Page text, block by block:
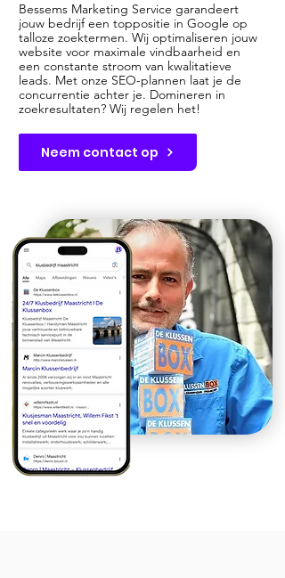
Bessems Marketing Service garandeert
jouw bedrijf een toppositie in Google op
talloze zoektermen. Wij optimaliseren jouw
website voor maximale vindbaarheid en
een constante stroom van kwalitatieve
leads. Met onze SEO-plannen laat je de
concurrentie achter je. Domineren in
zoekresultaten? Wij regelen het!
Neem contact op